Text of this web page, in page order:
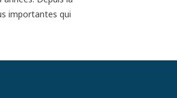
importantes qui